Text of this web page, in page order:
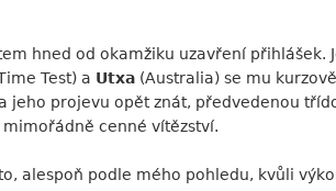
hned od okamžiku uzavření přihlášek.
Test) a Utxa (Australia) se mu
jeho projevu opět znát, předvedenou
cenné vítězství.
alespoň podle mého pohledu, kvůli